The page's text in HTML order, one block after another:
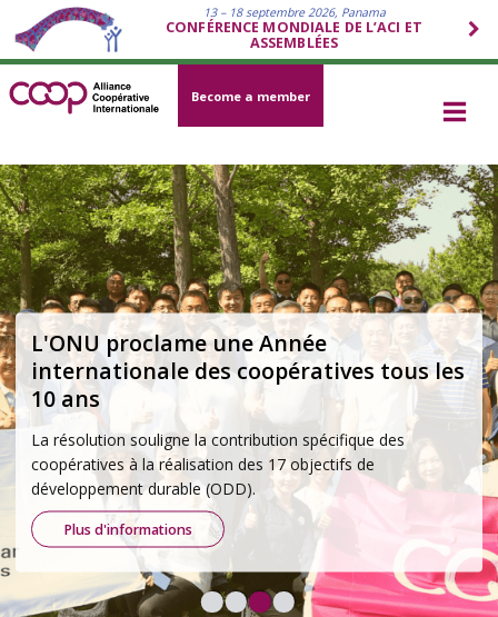
13 – 18 septembre 2026, Panama
CONFÉRENCE MONDIALE DE L’ACI ET
ASSEMBLÉES
Become a member
Stratégie 2026–2030 de l’ACI
La stratégie Mettre en pratique, Promouvoir et Protéger
définit une feuille de route ambitieuse pour renforcer le
mouvement coopératif entre 2026 et 2030
En savoir plus